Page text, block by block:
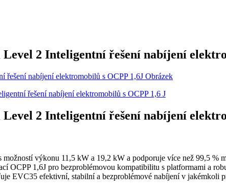
2 Inteligentní řešení nabíjení
2 Inteligentní řešení nabíjení
výkonu 11,5 kW a 19,2 kW a podporuje více než 99,5 %
OCPP 1,6J pro bezproblémovou kompatibilitu s platformami a
EVC35 efektivní, stabilní a bezproblémové nabíjení v jakémkoli